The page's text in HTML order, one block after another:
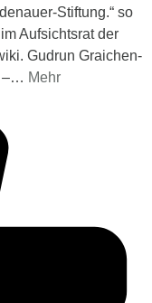
Stiftung.“ so
Aufsichtsrat der
Gudrun Graichen-
… Mehr